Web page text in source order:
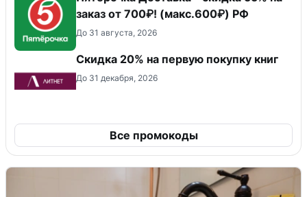
заказ от 700₽! (макс.600₽) РФ
До 31 августа, 2026
Скидка 20% на первую покупку книг
До 31 декабря, 2026
Все промокоды